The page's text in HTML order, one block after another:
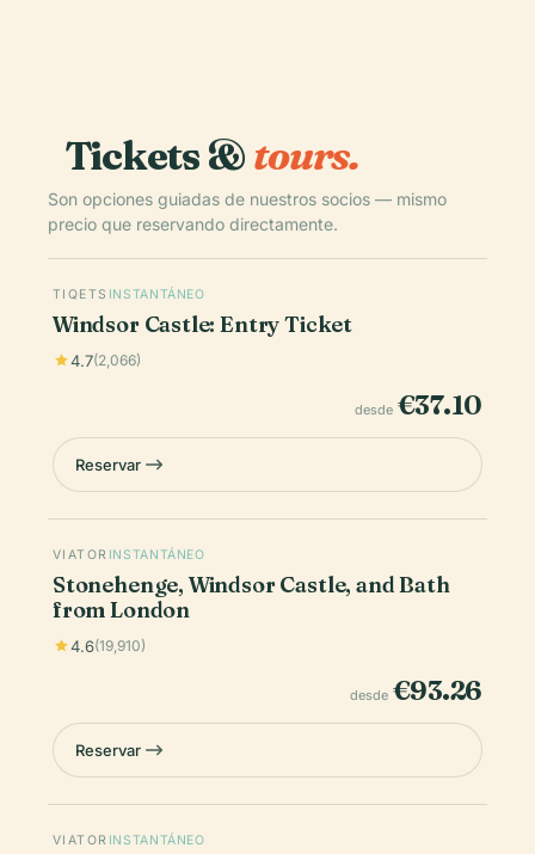
Tickets &tours.
Son opciones guiadas de nuestros socios — mismo
precio que reservando directamente.
TIQETS INSTANTÁNEO
Windsor Castle: Entry Ticket
4.7(2,066)
desde €37.10
Reservar
VIATOR INSTANTÁNEO
Stonehenge, Windsor Castle, and Bath
from London
4.6(19,910)
desde €93.26
Reservar
VIATOR INSTANTÁNEO